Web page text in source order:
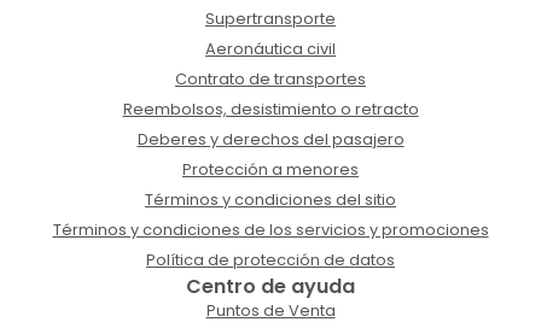
Supertransporte
Aeronáutica civil
Contrato de transportes
Reembolsos, desistimiento o retracto
Deberes y derechos del pasajero
Protección a menores
Términos y condiciones del sitio
Términos y condiciones de los servicios y promociones
Política de protección de datos
Centro de ayuda
Puntos de Venta